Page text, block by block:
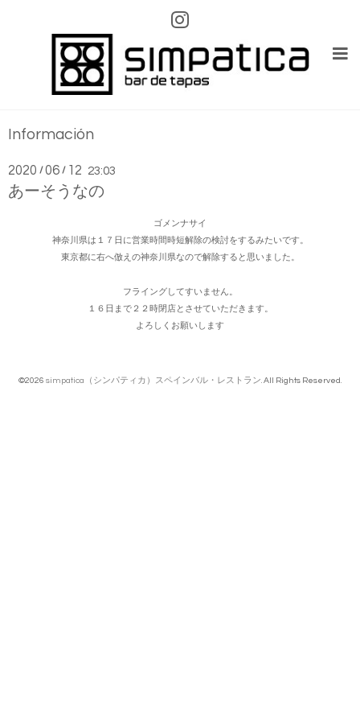
Información
2020 /06 / 12 23:03
あーそうなの
ゴメンナサイ
神奈川県は１７日に営業時間時短解除の検討をするみたいです。
東京都に右へ倣えの神奈川県なので解除すると思いました。
フライングしてすいません。
１６日まで２２時閉店とさせていただきます。
よろしくお願いします
©2026 simpatica（シンパティカ）スペインバル・レストラン . All Rights Reserved.